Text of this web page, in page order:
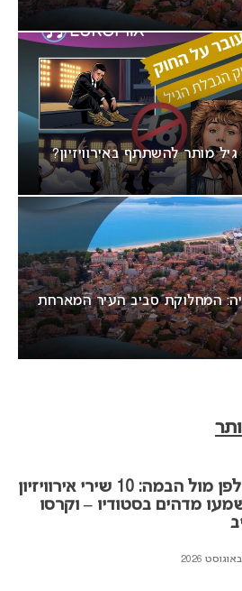
מותר להשתתף באירוויזיון?
2027 בבולגריה: המחלוקת סביב העיר המארחת
האולפן מול הבמה: 10 שירי אירוויזיון
מדהים בסטודיו – וקרסו